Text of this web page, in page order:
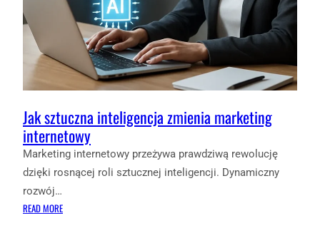
Jak sztuczna inteligencja zmienia marketing
internetowy
Marketing internetowy przeżywa prawdziwą rewolucję
dzięki rosnącej roli sztucznej inteligencji. Dynamiczny
rozwój…
READ MORE: